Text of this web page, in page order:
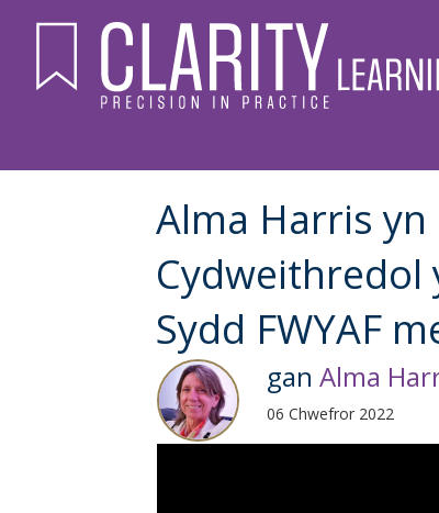
Alma Harris
Cydweithredol
Sydd FWYAF
gan Alma
06 Chwefror 2022